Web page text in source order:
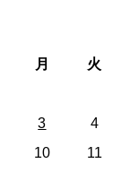
月
火
3
4
10
11